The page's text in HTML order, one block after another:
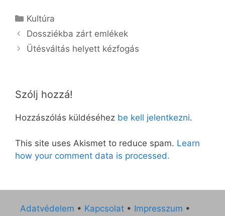
Kategória
Kultúra
Dossziékba zárt emlékek
Ütésváltás helyett kézfogás
Szólj hozzá!
Hozzászólás küldéséhez be kell jelentkezni.
This site uses Akismet to reduce spam. Learn
how your comment data is processed.
Adatvédelem • Kapcsolat • Impresszum •